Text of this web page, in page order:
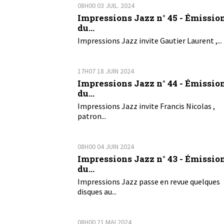
08H00 03 JUIL. 2024
Impressions Jazz n° 45 -
du...
Impressions Jazz invite Gautier Laurent ,...
17H07 18 JUIN 2024
Impressions Jazz n° 44 -
du...
Impressions Jazz invite Francis Nicolas ,
patron...
08H00 04 JUIN 2024
Impressions Jazz n° 43 -
du...
Impressions Jazz passe en revue quelques
disques au...
08H00 21 MAI 2024